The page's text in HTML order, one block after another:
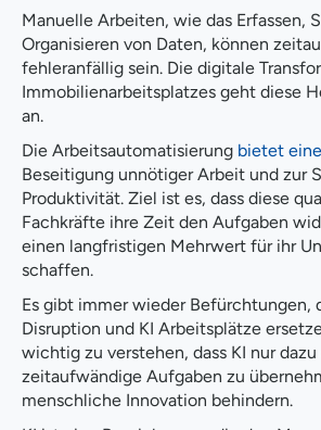
Manuelle Arbeiten, wie das Erfassen,
Organisieren von Daten, können
fehleranfällig sein. Die digitale
Immobilienarbeitsplatzes geht diese
an.
Die Arbeitsautomatisierung bietet
Beseitigung unnötiger Arbeit und zur
Produktivität. Ziel ist es, dass diese
Fachkräfte ihre Zeit den Aufgaben
einen langfristigen Mehrwert für ihr
schaffen.
Es gibt immer wieder Befürchtungen,
Disruption und KI Arbeitsplätze
wichtig zu verstehen, dass KI nur
zeitaufwändige Aufgaben zu
menschliche Innovation behindern.